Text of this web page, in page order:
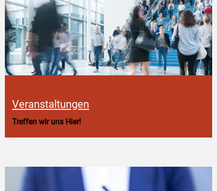
Veranstaltungen
Treffen wir uns Hier!